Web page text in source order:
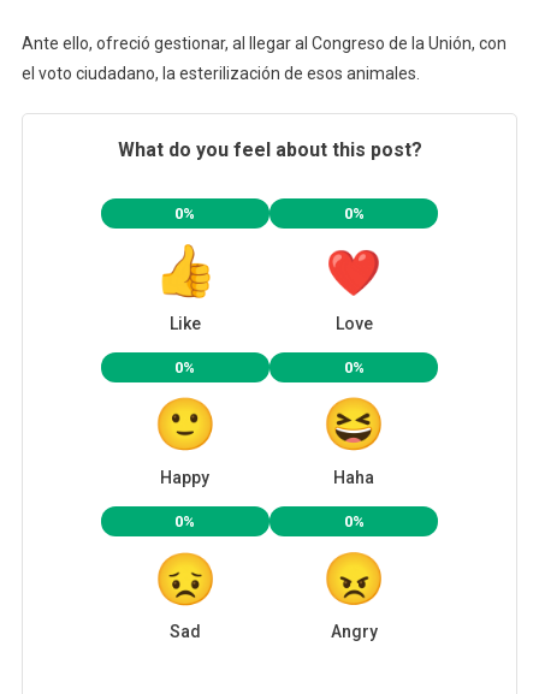
Ante ello, ofreció gestionar, al llegar al Congreso de la Unión, con
el voto ciudadano, la esterilización de esos animales.
What do you feel about this post?
0%
Like
0%
Love
0%
Happy
0%
Haha
0%
Sad
0%
Angry